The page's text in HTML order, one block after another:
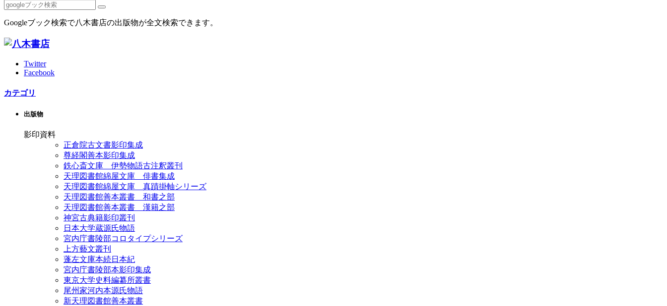
Googleブック検索で八木書店の出版物が全文検索できます。
Twitter
Facebook
カテゴリ
出版物
影印資料
正倉院古文書影印集成
尊経閣善本影印集成
鉄心斎文庫 伊勢物語古注釈叢刊
天理図書館綿屋文庫 俳書集成
天理図書館綿屋文庫 真蹟掛軸シリーズ
天理図書館善本叢書 和書之部
天理図書館善本叢書 漢籍之部
神宮古典籍影印叢刊
日本大学蔵源氏物語
宮内庁書陵部コロタイプシリーズ
上方藝文叢刊
蓬左文庫本続日本紀
宮内庁書陵部本影印集成
東京大学史料編纂所叢書
尾州家河内本源氏物語
新天理図書館善本叢書